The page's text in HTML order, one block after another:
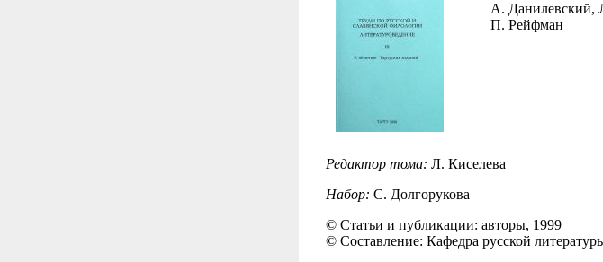
А. Данилевский,
П. Рейфман
Редактор тома: Л. Киселева
Набор: С. Долгорукова
© Статьи и публикации: авторы, 1999
© Составление: Кафедра русской